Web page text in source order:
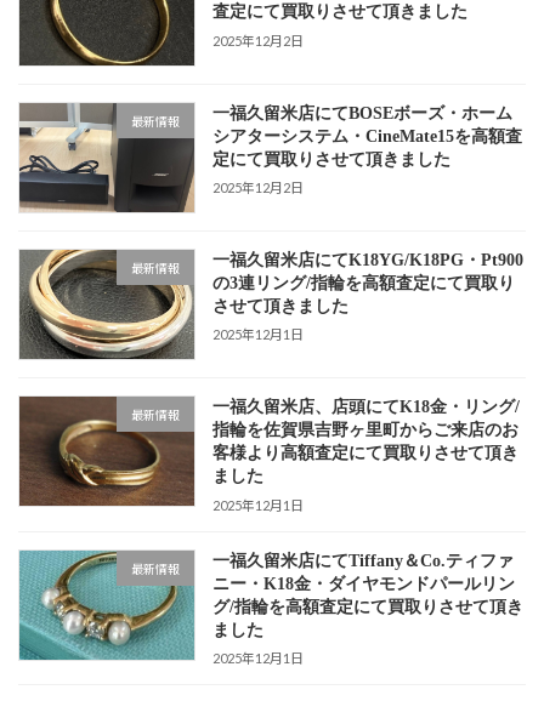
査定にて買取りさせて頂きました
2025年12月2日
最新情報
一福久留米店にてBOSEボーズ・ホーム
シアターシステム・CineMate15を高額査
定にて買取りさせて頂きました
2025年12月2日
最新情報
一福久留米店にてK18YG/K18PG・Pt900
の3連リング/指輪を高額査定にて買取り
させて頂きました
2025年12月1日
最新情報
一福久留米店、店頭にてK18金・リング/
指輪を佐賀県吉野ヶ里町からご来店のお
客様より高額査定にて買取りさせて頂き
ました
2025年12月1日
最新情報
一福久留米店にてTiffany＆Co.ティファ
ニー・K18金・ダイヤモンドパールリン
グ/指輪を高額査定にて買取りさせて頂き
ました
2025年12月1日